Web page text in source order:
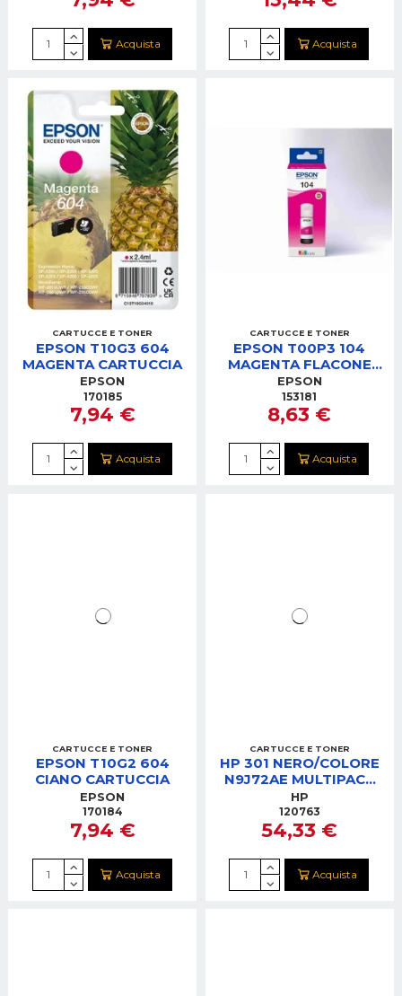
Acquista Acquista
CARTUCCE E TONER
EPSON T10G3 604
MAGENTA CARTUCCIA
EPSON
170185
7,94 €
Acquista
CARTUCCE E TONER
EPSON T00P3 104
MAGENTA FLACONE
ECOTANK
EPSON
153181
8,63 €
Acquista
CARTUCCE E TONER
EPSON T10G2 604
CIANO CARTUCCIA
EPSON
170184
7,94 €
Acquista
CARTUCCE E TONER
HP 301 NERO/COLORE
N9J72AE MULTIPACK
CARTUCCE
HP
120763
54,33 €
Acquista